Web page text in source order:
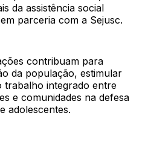
da assistência social
parceria com a Sejusc.
contribuam para
da população, estimular
trabalho integrado entre
e comunidades na defesa
adolescentes.